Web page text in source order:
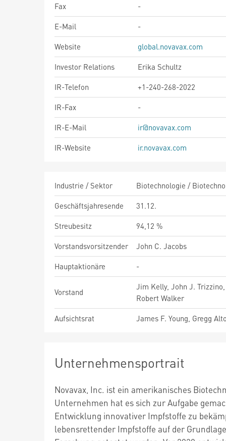
Fax
-
E-Mail
-
Website
global.novavax.com
Investor Relations
Erika Schultz
IR-Telefon
+1-240-268-2022
IR-Fax
-
IR-E-Mail
ir@novavax.com
IR-Website
ir.novavax.com
Industrie / Sektor
Biotechnologie /
Geschäftsjahresende
31.12.
Streubesitz
94,12 %
Vorstandsvorsitzender
John C. Jacobs
Hauptaktionäre
-
Vorstand
Jim Kelly, John J. Trizzino,
Robert Walker
Aufsichtsrat
James F. Young, Gregg
Unternehmensportrait
Novavax, Inc. ist ein amerikanisches
Unternehmen hat es sich zur Aufgabe
Entwicklung innovativer Impfstoffe zu
lebensrettender Impfstoffe auf der